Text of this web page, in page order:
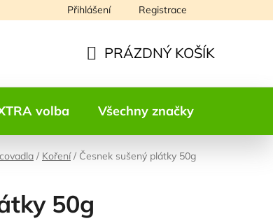
Přihlášení Registrace
KOŠÍK
PRÁZDNÝ KOŠÍK
volba Všechny značky
/ Koření / Česnek sušený plátky 50g
50g